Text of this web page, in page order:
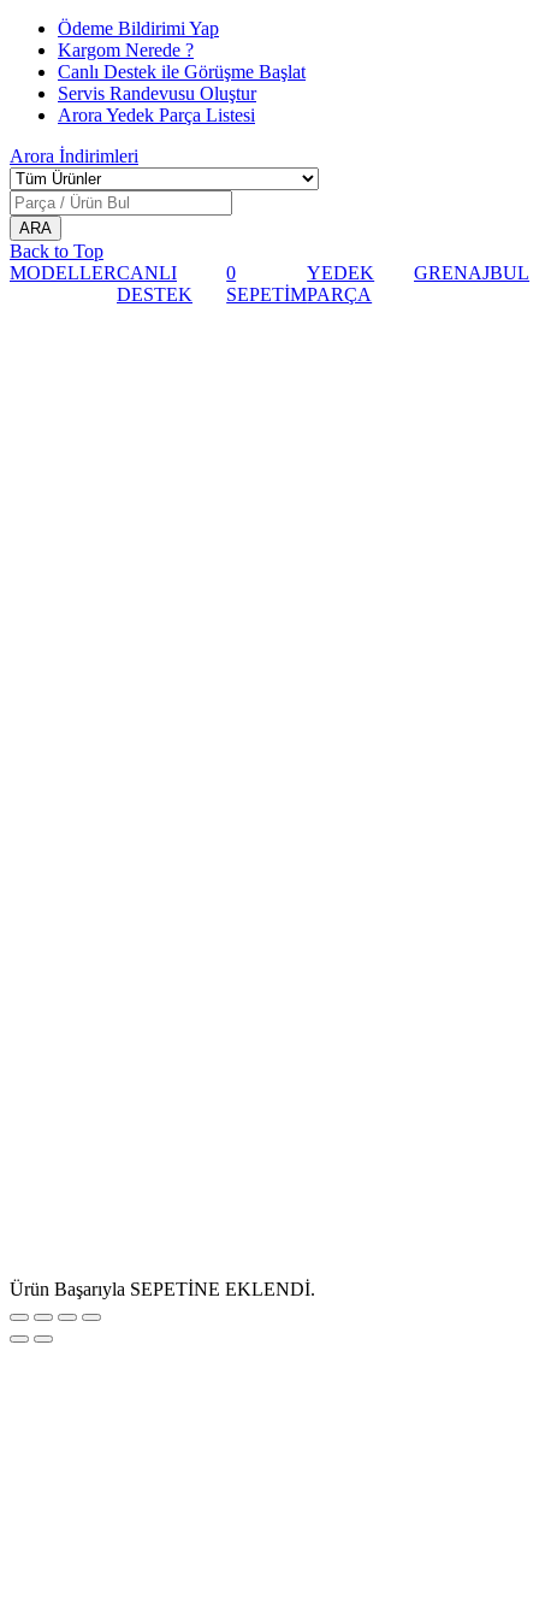
Ödeme Bildirimi Yap
Kargom Nerede ?
Canlı Destek ile Görüşme Başlat
Servis Randevusu Oluştur
Arora Yedek Parça Listesi
Arora İndirimleri
Back to Top
MODELLERCANLI
DESTEK
0
SEPETİM
YEDEK
PARÇA
GRENAJBUL
Ürün Başarıyla SEPETİNE EKLENDİ.